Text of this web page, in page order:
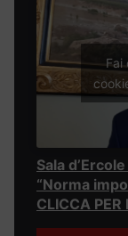
Fai
Sala
“Norma
CLICCA PER